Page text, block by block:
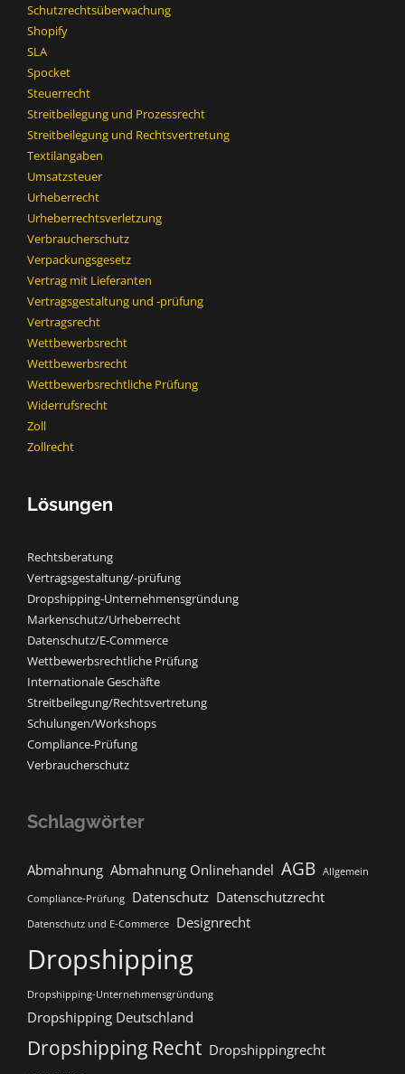
Schutzrechtsüberwachung
Shopify
SLA
Spocket
Steuerrecht
Streitbeilegung und Prozessrecht​
Streitbeilegung und Rechtsvertretung
Textilangaben
Umsatzsteuer
Urheberrecht
Urheberrechtsverletzung
Verbraucherschutz
Verpackungsgesetz
Vertrag mit Lieferanten
Vertragsgestaltung und -prüfung
Vertragsrecht
Wettbewerbsrecht
Wettbewerbsrecht​
Wettbewerbsrechtliche Prüfung
Widerrufsrecht
Zoll
Zollrecht
Lösungen
Rechtsberatung
Vertragsgestaltung/-prüfung
Dropshipping-Unternehmensgründung
Markenschutz/Urheberrecht
Datenschutz/E-Commerce
Wettbewerbsrechtliche Prüfung
Internationale Geschäfte
Streitbeilegung/Rechtsvertretung
Schulungen/Workshops
Compliance-Prüfung
Verbraucherschutz
Schlagwörter
Abmahnung Abmahnung Onlinehandel AGB Allgemein
Compliance-Prüfung Datenschutz Datenschutzrecht
Datenschutz und E-Commerce Designrecht
Dropshipping
Dropshipping-Unternehmensgründung
Dropshipping Deutschland
Dropshipping Recht Dropshippingrecht